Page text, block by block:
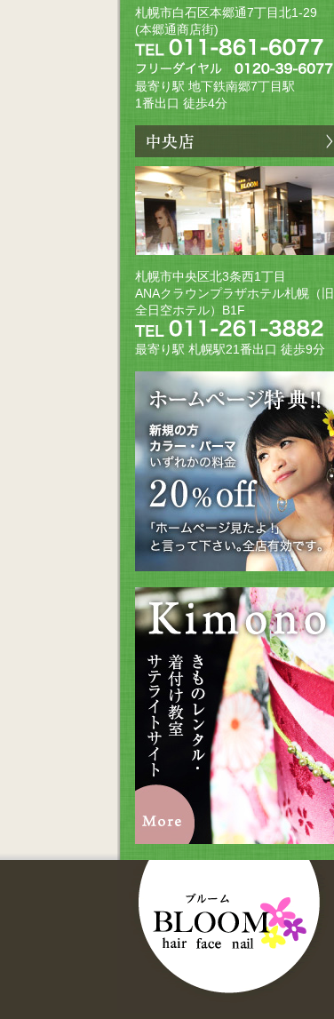
札幌市白石区本郷通7丁目北1-29
(本郷通商店街)
最寄り駅 地下鉄南郷7丁目駅
1番出口 徒歩4分
札幌市中央区北3条西1丁目
ANAクラウンプラザホテル札幌（旧
全日空ホテル）B1F
最寄り駅 札幌駅21番出口 徒歩9分